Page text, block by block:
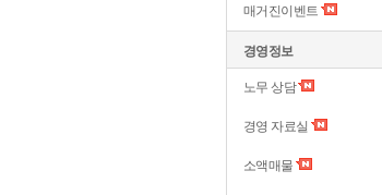
매거진이벤트
경영정보
노무 상담
경영 자료실
소액매물